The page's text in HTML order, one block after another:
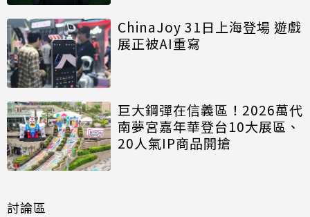
ChinaJoy 31日上海登場 遊戲
展正被AI重寫
巨大鋼彈在信義區！2026萬代
南夢宮嘉年華登台10大展區、
20人氣IP商品開搶
討論區